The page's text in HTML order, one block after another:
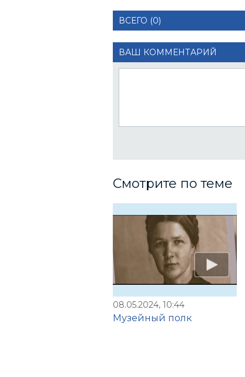
ВСЕГО (0)
ВАШ КОММЕНТАРИЙ
Смотрите по теме
08.05.2024, 10:44
Музейный полк